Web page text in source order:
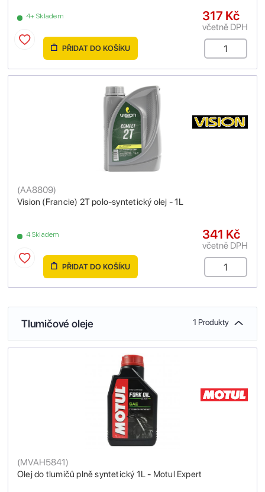
4+ Skladem 317 Kč
včetně DPH
PŘIDAT DO KOŠÍKU
Vision (Francie) 2T polo-syntetický olej - 1L
(AA8809)
4 Skladem 341 Kč
včetně DPH
PŘIDAT DO KOŠÍKU
Tlumičové oleje 1 Produkty
Olej do tlumičů plně syntetický 1L - Motul Expert
(MVAH5841)